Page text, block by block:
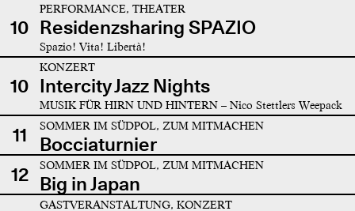
10
PERFORMANCE, THEATER
Residenzsharing SPAZIO
Spazio! Vita! Libertà!
10
KONZERT
Intercity Jazz Nights
MUSIK FÜR HIRN UND HINTERN – Nico Stettlers Weepack
11 SOMMER IM SÜDPOL, ZUM MITMACHEN
Bocciaturnier
12
SOMMER IM SÜDPOL, ZUM MITMACHEN
Big in Japan
GASTVERANSTALTUNG, KONZERT